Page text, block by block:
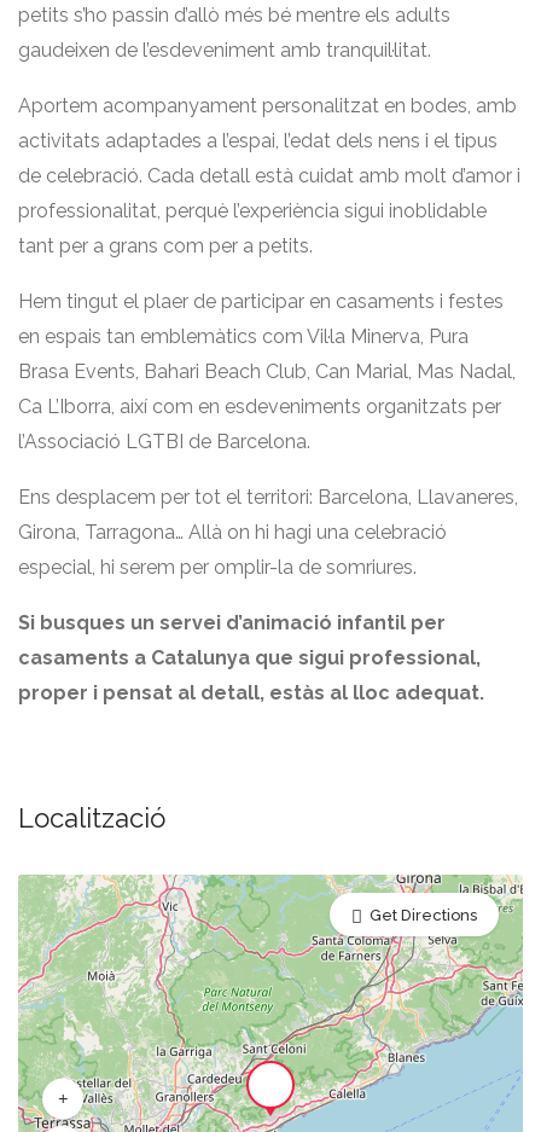
petits s’ho passin d’allò més bé mentre els adults
gaudeixen de l’esdeveniment amb tranquil·litat.
Aportem acompanyament personalitzat en bodes, amb
activitats adaptades a l’espai, l’edat dels nens i el tipus
de celebració. Cada detall està cuidat amb molt d’amor i
professionalitat, perquè l’experiència sigui inoblidable
tant per a grans com per a petits.
Hem tingut el plaer de participar en casaments i festes
en espais tan emblemàtics com Vil·la Minerva, Pura
Brasa Events, Bahari Beach Club, Can Marial, Mas Nadal,
Ca L’Iborra, així com en esdeveniments organitzats per
l’Associació LGTBI de Barcelona.
Ens desplacem per tot el territori: Barcelona, Llavaneres,
Girona, Tarragona… Allà on hi hagi una celebració
especial, hi serem per omplir-la de somriures.
Si busques un servei d’animació infantil per
casaments a Catalunya que sigui professional,
proper i pensat al detall, estàs al lloc adequat.
Localització
Get Directions